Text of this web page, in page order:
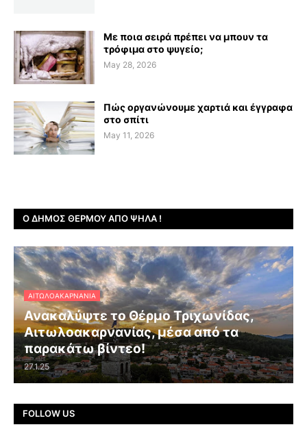
Με ποια σειρά πρέπει να μπουν τα
τρόφιμα στο ψυγείο;
May 28, 2026
Πώς οργανώνουμε χαρτιά και έγγραφα
στο σπίτι
May 11, 2026
Ο ΔΉΜΟΣ ΘΈΡΜΟΥ ΑΠΌ ΨΗΛΆ !
ΑΙΤΩΛΟΑΚΑΡΝΑΝΊΑ
Ανακαλύψτε το Θέρμο Τριχωνίδας,
Αιτωλοακαρνανίας, μέσα από τα
παρακάτω βίντεο!
27.1.25
FOLLOW US